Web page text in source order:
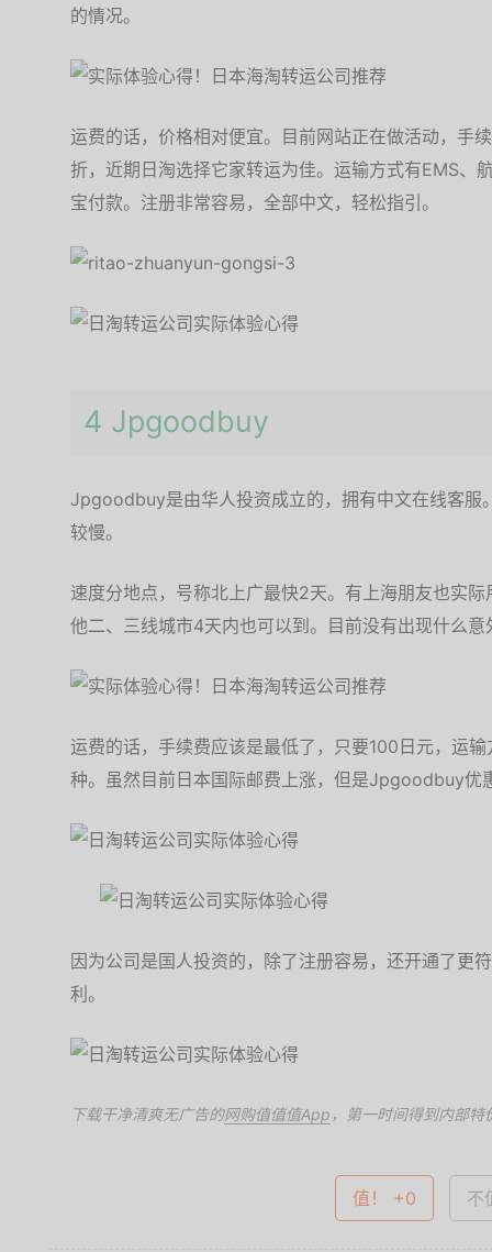
的情况。
运费的话，价格相对便宜。目前网站正在做活动，手
折，近期日淘选择它家转运为佳。运输方式有EMS、
宝付款。注册非常容易，全部中文，轻松指引。
4 Jpgoodbuy
Jpgoodbuy是由华人投资成立的，拥有中文在线客服
较慢。
速度分地点，号称北上广最快2天。有上海朋友也实
他二、三线城市4天内也可以到。目前没有出现什么意
运费的话，手续费应该是最低了，只要100日元，运
种。虽然目前日本国际邮费上涨，但是Jpgoodbuy优
因为公司是国人投资的，除了注册容易，还开通了更
利。
下载干净清爽无广告的网购值值值App ，第一时间得到内部特
值！ +0 不